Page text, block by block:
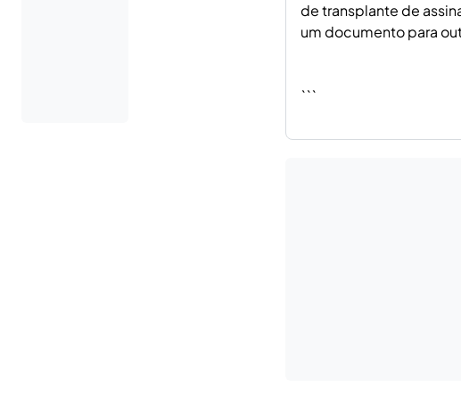
de transplante de
um documento para
```